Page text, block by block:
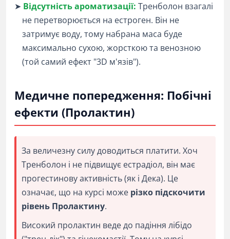
➤ Відсутність ароматизації: Тренболон взагалі
не перетворюється на естроген. Він не
затримує воду, тому набрана маса буде
максимально сухою, жорсткою та венозною
(той самий ефект "3D м'язів").
Медичне попередження: Побічні
ефекти (Пролактин)
За величезну силу доводиться платити. Хоч
Тренболон і не підвищує естрадіол, він має
прогестинову активність (як і Дека). Це
означає, що на курсі може різко підскочити
рівень Пролактину.
Високий пролактин веде до падіння лібідо